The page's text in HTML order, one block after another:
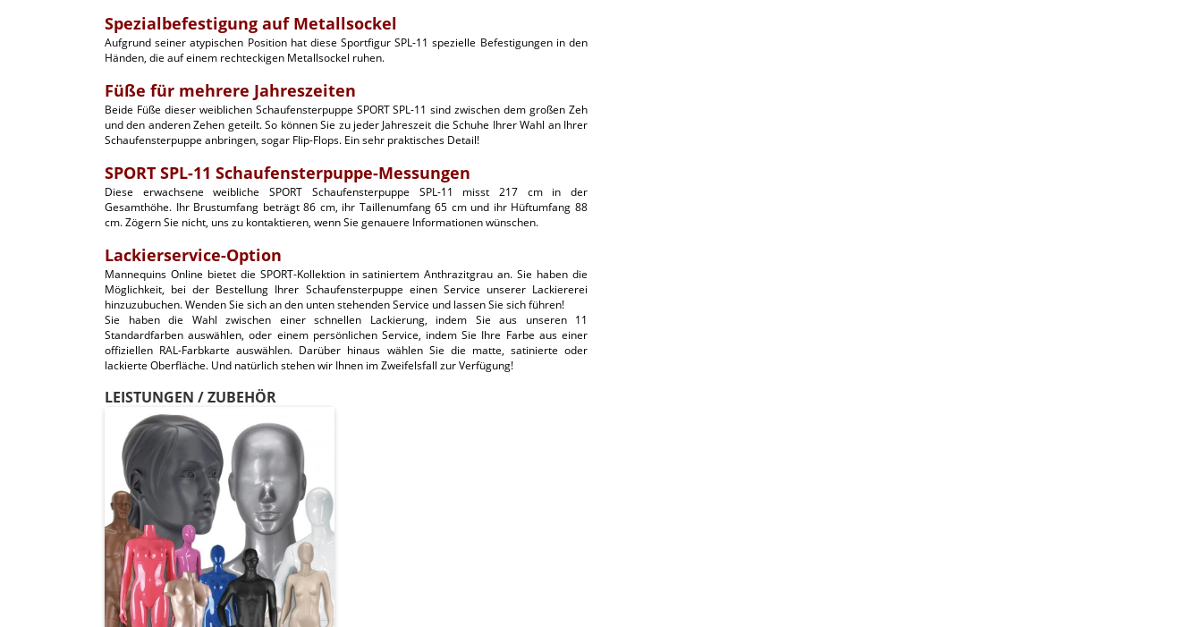
Spezialbefestigung auf Metallsockel
Aufgrund seiner atypischen Position hat diese Sportfigur SPL-11 spezielle Befestigungen in den
Händen, die auf einem rechteckigen Metallsockel ruhen.
Füße für mehrere Jahreszeiten
Beide Füße dieser weiblichen Schaufensterpuppe SPORT SPL-11 sind zwischen dem großen Zeh
und den anderen Zehen geteilt. So können Sie zu jeder Jahreszeit die Schuhe Ihrer Wahl an Ihrer
Schaufensterpuppe anbringen, sogar Flip-Flops. Ein sehr praktisches Detail!
SPORT SPL-11 Schaufensterpuppe-Messungen
Diese erwachsene weibliche SPORT Schaufensterpuppe SPL-11 misst 217 cm in der
Gesamthöhe. Ihr Brustumfang beträgt 86 cm, ihr Taillenumfang 65 cm und ihr Hüftumfang 88
cm. Zögern Sie nicht, uns zu kontaktieren, wenn Sie genauere Informationen wünschen.
Lackierservice-Option
Mannequins Online bietet die SPORT-Kollektion in satiniertem Anthrazitgrau an. Sie haben die
Möglichkeit, bei der Bestellung Ihrer Schaufensterpuppe einen Service unserer Lackiererei
hinzuzubuchen. Wenden Sie sich an den unten stehenden Service und lassen Sie sich führen!
Sie haben die Wahl zwischen einer schnellen Lackierung, indem Sie aus unseren 11
Standardfarben auswählen, oder einem persönlichen Service, indem Sie Ihre Farbe aus einer
offiziellen RAL-Farbkarte auswählen. Darüber hinaus wählen Sie die matte, satinierte oder
lackierte Oberfläche. Und natürlich stehen wir Ihnen im Zweifelsfall zur Verfügung!
LEISTUNGEN / ZUBEHÖR